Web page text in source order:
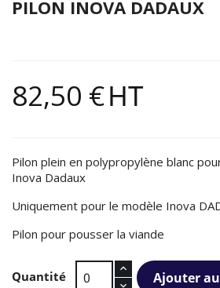
PILON INOVA DADAUX
82,50 €HT
Pilon plein en polypropylène blanc
Inova Dadaux
Uniquement pour le modèle Inova
Pilon pour pousser la viande
Quantité Ajouter